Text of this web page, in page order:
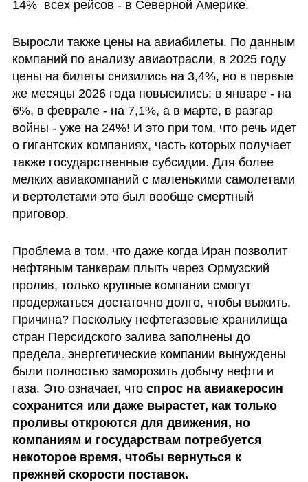
14%  всех рейсов - в Северной Америке.
Выросли также цены на авиабилеты. По данным
компаний по анализу авиаотрасли, в 2025 году
цены на билеты снизились на 3,4%, но в первые
же месяцы 2026 года повысились: в январе - на
6%, в феврале - на 7,1%, а в марте, в разгар
войны - уже на 24%! И это при том, что речь идет
о гигантских компаниях, часть которых получает
также государственные субсидии. Для более
мелких авиакомпаний с маленькими самолетами
и вертолетами это был вообще смертный
приговор.
Проблема в том, что даже когда Иран позволит
нефтяным танкерам плыть через Ормузский
пролив, только крупные компании смогут
продержаться достаточно долго, чтобы выжить.
Причина? Поскольку нефтегазовые хранилища
стран Персидского залива заполнены до
предела, энергетические компании вынуждены
были полностью заморозить добычу нефти и
газа. Это означает, что спрос на авиакеросин
сохранится или даже вырастет, как только
проливы откроются для движения, но
компаниям и государствам потребуется
некоторое время, чтобы вернуться к
прежней скорости поставок.